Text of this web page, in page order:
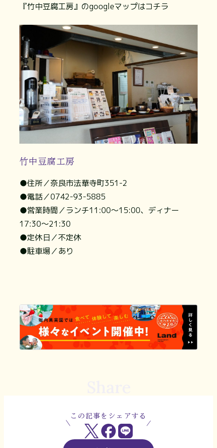
『竹中豆腐工房』のgoogleマップはコチラ
竹中豆腐工房
●住所／奈良市法華寺町351-2
●電話／0742-93-5885
●営業時間／ランチ11:00～15:00、ディナー
17:30～21:30
●定休日／不定休
●駐車場／あり
この記事をシェアする